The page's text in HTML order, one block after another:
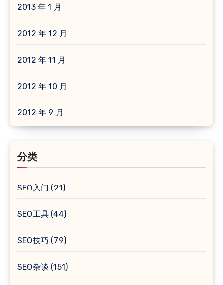
2013 年 1 月
2012 年 12 月
2012 年 11 月
2012 年 10 月
2012 年 9 月
分类
SEO入门 (21)
SEO工具 (44)
SEO技巧 (79)
SEO杂谈 (151)